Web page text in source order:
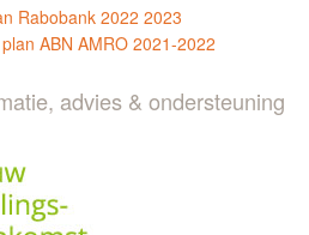
Rabobank 2022 2023
ABN AMRO 2021-2022
advies & ondersteuning